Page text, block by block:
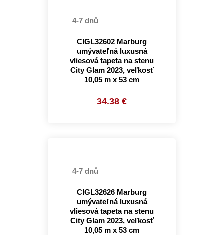
4-7 dnů
CIGL32602 Marburg
umývateľná luxusná
vliesová tapeta na stenu
City Glam 2023, veľkosť
10,05 m x 53 cm
34.38 €
4-7 dnů
CIGL32626 Marburg
umývateľná luxusná
vliesová tapeta na stenu
City Glam 2023, veľkosť
10,05 m x 53 cm